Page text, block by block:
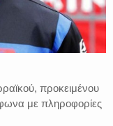
προκειμένου
με πληροφορίες